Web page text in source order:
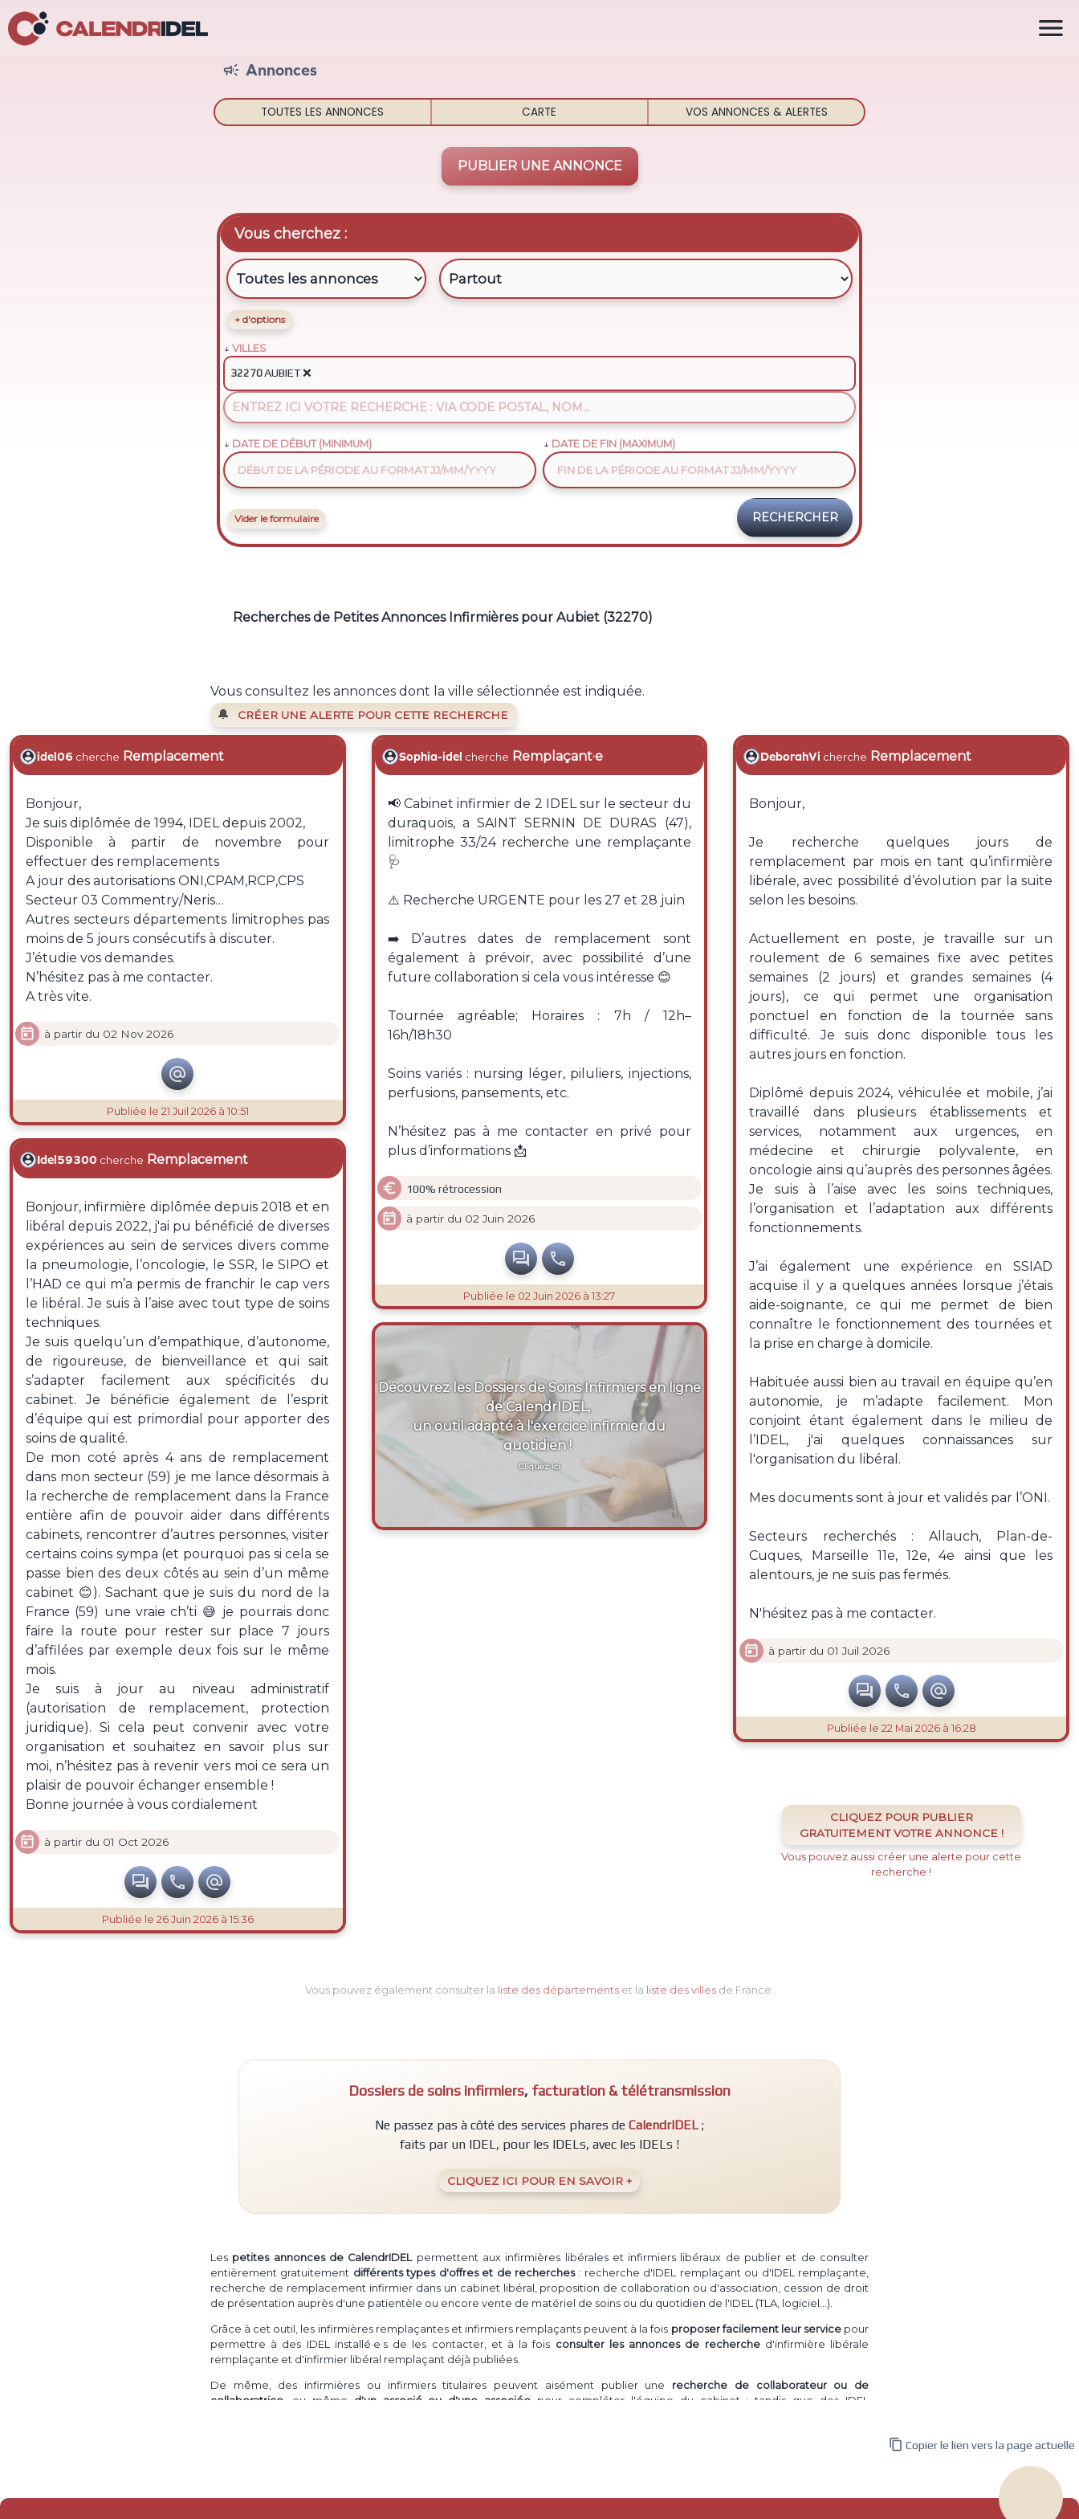
 Annonces
TOUTES LES ANNONCES CARTE VOS ANNONCES & ALERTES
PUBLIER UNE ANNONCE
Vous cherchez :
+ d'options
VILLES
32270AUBIET❌
DATE DE DÉBUT (MINIMUM) DATE DE FIN (MAXIMUM)
Vider le formulaire
Recherches de Petites Annonces Infirmières pour Aubiet (32270)
Vous consultez les annonces dont la ville sélectionnée est indiquée.
🔔 CRÉER UNE ALERTE POUR CETTE RECHERCHE
idel06 cherche Remplacement
Bonjour,
Je suis diplômée de 1994, IDEL depuis 2002,
Disponible à partir de novembre pour
effectuer des remplacements
A jour des autorisations ONI,CPAM,RCP,CPS
Secteur 03 Commentry/Neris…
Autres secteurs départements limitrophes pas
moins de 5 jours consécutifs à discuter.
J’étudie vos demandes.
N’hésitez pas à me contacter.
A très vite.
 à partir du 02 Nov 2026

Publiée le 21 Juil 2026 à 10:51
Idel59300 cherche Remplacement
Bonjour, infirmière diplômée depuis 2018 et en
libéral depuis 2022, j'ai pu bénéficié de diverses
expériences au sein de services divers comme
la pneumologie, l’oncologie, le SSR, le SIPO et
l’HAD ce qui m’a permis de franchir le cap vers
le libéral. Je suis à l’aise avec tout type de soins
techniques.
Je suis quelqu’un d’empathique, d’autonome,
de rigoureuse, de bienveillance et qui sait
s’adapter facilement aux spécificités du
cabinet. Je bénéficie également de l’esprit
d’équipe qui est primordial pour apporter des
soins de qualité.
De mon coté après 4 ans de remplacement
dans mon secteur (59) je me lance désormais à
la recherche de remplacement dans la France
entière afin de pouvoir aider dans différents
cabinets, rencontrer d’autres personnes, visiter
certains coins sympa (et pourquoi pas si cela se
passe bien des deux côtés au sein d’un même
cabinet 😊). Sachant que je suis du nord de la
France (59) une vraie ch’ti 😅 je pourrais donc
faire la route pour rester sur place 7 jours
d’affilées par exemple deux fois sur le même
mois.
Je suis à jour au niveau administratif
(autorisation de remplacement, protection
juridique). Si cela peut convenir avec votre
organisation et souhaitez en savoir plus sur
moi, n’hésitez pas à revenir vers moi ce sera un
plaisir de pouvoir échanger ensemble !
Bonne journée à vous cordialement
 à partir du 01 Oct 2026
  
Publiée le 26 Juin 2026 à 15:36
Sophia-idel cherche Remplaçant·e
📢 Cabinet infirmier de 2 IDEL sur le secteur du
duraquois, a SAINT SERNIN DE DURAS (47),
limitrophe 33/24 recherche une remplaçante
🩺
⚠️ Recherche URGENTE pour les 27 et 28 juin
➡️ D’autres dates de remplacement sont
également à prévoir, avec possibilité d’une
future collaboration si cela vous intéresse 😊
Tournée agréable; Horaires : 7h / 12h–
16h/18h30
Soins variés : nursing léger, piluliers, injections,
perfusions, pansements, etc.
N’hésitez pas à me contacter en privé pour
plus d’informations 📩
 100% rétrocession
 à partir du 02 Juin 2026
 
Publiée le 02 Juin 2026 à 13:27
Découvrez les Dossiers de Soins Infirmiers en ligne
de CalendrIDEL,
un outil adapté à l'exercice infirmier du
quotidien !
Cliquez ici
DeborahVi cherche Remplacement
Bonjour,
Je recherche quelques jours de
remplacement par mois en tant qu’infirmière
libérale, avec possibilité d’évolution par la suite
selon les besoins.
Actuellement en poste, je travaille sur un
roulement de 6 semaines fixe avec petites
semaines (2 jours) et grandes semaines (4
jours), ce qui permet une organisation
ponctuel en fonction de la tournée sans
difficulté. Je suis donc disponible tous les
autres jours en fonction.
Diplômé depuis 2024, véhiculée et mobile, j’ai
travaillé dans plusieurs établissements et
services, notamment aux urgences, en
médecine et chirurgie polyvalente, en
oncologie ainsi qu’auprès des personnes âgées.
Je suis à l’aise avec les soins techniques,
l’organisation et l’adaptation aux différents
fonctionnements.
J’ai également une expérience en SSIAD
acquise il y a quelques années lorsque j’étais
aide-soignante, ce qui me permet de bien
connaître le fonctionnement des tournées et
la prise en charge à domicile.
Habituée aussi bien au travail en équipe qu’en
autonomie, je m’adapte facilement. Mon
conjoint étant également dans le milieu de
l’IDEL, j'ai quelques connaissances sur
l'organisation du libéral.
Mes documents sont à jour et validés par l’ONI.
Secteurs recherchés : Allauch, Plan-de-
Cuques, Marseille 11e, 12e, 4e ainsi que les
alentours, je ne suis pas fermés.
N'hésitez pas à me contacter.
 à partir du 01 Juil 2026
  
Publiée le 22 Mai 2026 à 16:28
CLIQUEZ POUR PUBLIER
GRATUITEMENT VOTRE ANNONCE !
Vous pouvez aussi créer une alerte pour cette
recherche !
Vous pouvez également consulter la liste des départements et la liste des villes de France.
Dossiers de soins infirmiers, facturation & télétransmission
Ne passez pas à côté des services phares de CalendrIDEL ;
faits par un IDEL, pour les IDELs, avec les IDELs !
CLIQUEZ ICI POUR EN SAVOIR +
Les petites annonces de CalendrIDELpermettent aux infirmières libérales et infirmiers libéraux de publier et de consulter
entièrement gratuitement différents types d'offres et de recherches: recherche d'IDEL remplaçant ou d'IDEL remplaçante,
recherche de remplacement infirmier dans un cabinet libéral, proposition de collaboration ou d'association, cession de droit
de présentation auprès d'une patientèle ou encore vente de matériel de soins ou du quotidien de l'IDEL (TLA, logiciel...).
Grâce à cet outil, les infirmières remplaçantes et infirmiers remplaçants peuvent à la fois proposer facilement leur servicepour
permettre à des IDEL installé·e·s de les contacter, et à la fois consulter les annonces de recherched'infirmière libérale
remplaçante et d'infirmier libéral remplaçant déjà publiées.
De même, des infirmières ou infirmiers titulaires peuvent aisément publier une recherche de collaborateur ou de
collaboratrice , ou même d'un associé ou d'une associée pour compléter l'équipe du cabinet ; tandis que des IDEL

 Copier le lien vers la page actuelle